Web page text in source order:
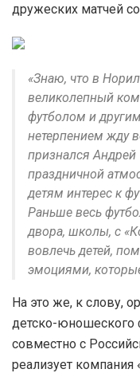
дружеских матчей
«Знаю, что в
великолепный
футболом и
нетерпением жду
признался
праздничной
детям интерес к
Раньше весь
двора, школы, с
вовлечь детей,
эмоциями,
На это же, к слову,
детско-юношеского
совместно с
реализует